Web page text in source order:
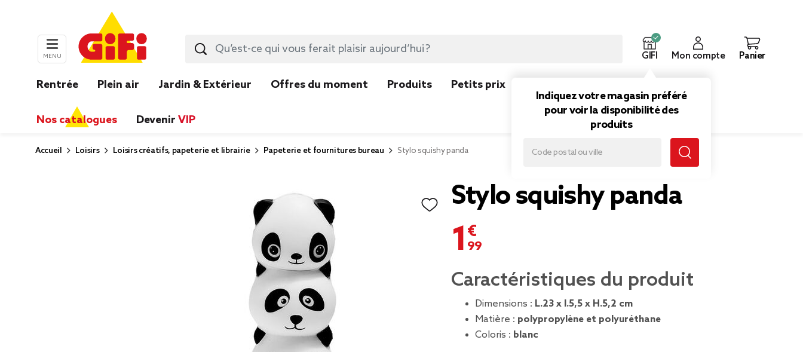
MENU GIFI
Indiquez votre magasin préféré
pour voir la disponibilité des
produits
Mon compte Panier
Rentrée Plein air Jardin & Extérieur Offres du moment Produits Petits prix
Nos catalogues Devenir VIP
Accueil Loisirs Loisirs créatifs, papeterie et librairie Papeterie et fournitures bureau Stylo squishy panda
Stylo squishy panda
1,99 €
Caractéristiques du produit
Dimensions : L.23 x l.5,5 x H.5,2 cm
Matière : polypropylène et polyuréthane
Coloris : blanc